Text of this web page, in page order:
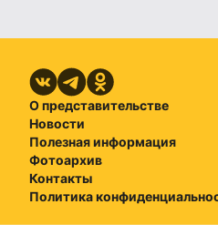
О представительстве
Новости
Полезная информация
Фотоархив
Контакты
Политика